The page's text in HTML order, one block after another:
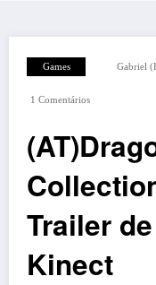
Games Gabriel
1 Comentários
Trailer
Kinect